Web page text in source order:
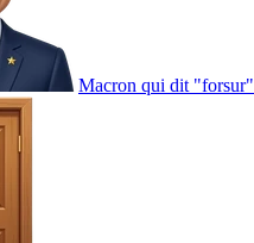
Macron qui dit "forsur"